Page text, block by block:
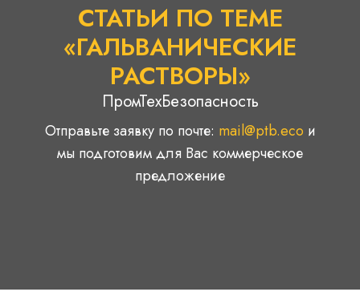
СТАТЬИ ПО ТЕМЕ
«ГАЛЬВАНИЧЕСКИЕ
РАСТВОРЫ»
ПромТехБезопасность
Отправьте заявку по почте: mail@ptb.eco и
мы подготовим для Вас коммерческое
предложение